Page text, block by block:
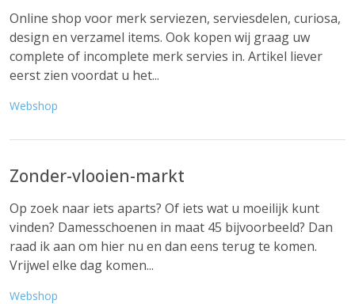
Online shop voor merk serviezen, serviesdelen, curiosa,
design en verzamel items. Ook kopen wij graag uw
complete of incomplete merk servies in. Artikel liever
eerst zien voordat u het...
Webshop
Zonder-vlooien-markt
Op zoek naar iets aparts? Of iets wat u moeilijk kunt
vinden? Damesschoenen in maat 45 bijvoorbeeld? Dan
raad ik aan om hier nu en dan eens terug te komen.
Vrijwel elke dag komen...
Webshop